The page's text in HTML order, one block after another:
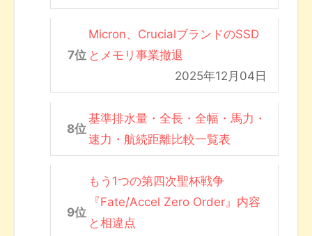
Micron、CrucialブランドのSSD
とメモリ事業撤退
2025年12月04日
基準排水量・全長・全幅・馬力・
速力・航続距離比較一覧表
もう1つの第四次聖杯戦争
『Fate/Accel Zero Order』内容
と相違点